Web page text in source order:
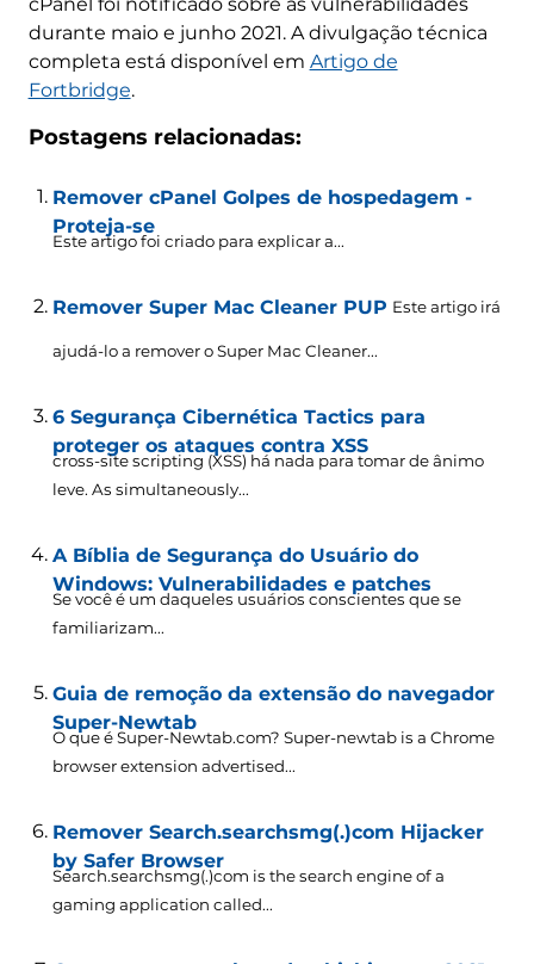
durante maio e junho 2021. A divulgação técnica
completa está disponível em Artigo de
Fortbridge.
Postagens relacionadas:
Remover cPanel Golpes de hospedagem -
Proteja-se
Este artigo foi criado para explicar a...
Remover Super Mac Cleaner PUP Este artigo irá
ajudá-lo a remover o Super Mac Cleaner...
6 Segurança Cibernética Tactics para
proteger os ataques contra XSS
cross-site scripting (XSS) há nada para tomar de ânimo
leve. As simultaneously...
A Bíblia de Segurança do Usuário do
Windows: Vulnerabilidades e patches
Se você é um daqueles usuários conscientes que se
familiarizam...
Guia de remoção da extensão do navegador
Super-Newtab
O que é Super-Newtab.com? Super-newtab is a Chrome
browser extension advertised...
Remover Search.searchsmg(.)com Hijacker
by Safer Browser
Search.searchsmg(.)com is the search engine of a
gaming application called...